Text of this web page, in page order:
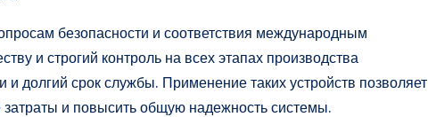
безопасности и соответствия международным
и строгий контроль на всех этапах производства
и долгий срок службы. Применение таких устройств позволяет
затраты и повысить общую надежность системы.